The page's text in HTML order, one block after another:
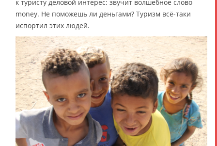
к туристу деловой интерес: звучит волшебное слово
money. Не поможешь ли деньгами? Туризм всё-таки
испортил этих людей.